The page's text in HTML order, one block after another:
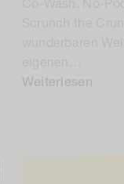
Weiterlesen